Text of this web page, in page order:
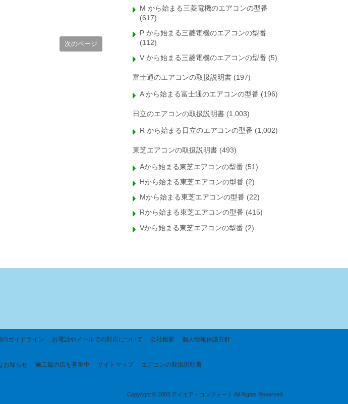
次のページ
M から始まる三菱電機のエアコンの型番
(617)
P から始まる三菱電機のエアコンの型番
(112)
V から始まる三菱電機のエアコンの型番 (5)
富士通のエアコンの取扱説明書 (197)
A から始まる富士通のエアコンの型番 (196)
日立のエアコンの取扱説明書 (1,003)
R から始まる日立のエアコンの型番 (1,002)
東芝エアコンの取扱説明書 (493)
Aから始まる東芝エアコンの型番 (51)
Hから始まる東芝エアコンの型番 (2)
Mから始まる東芝エアコンの型番 (22)
Rから始まる東芝エアコンの型番 (415)
Vから始まる東芝エアコンの型番 (2)
のガイドライン お電話やメールでの対応について 会社概要 個人情報保護方針
お知らせ 施工協力店を募集中 サイトマップ エアコンの取扱説明書
Copyright © 2003 アイエア・コンフォート All Rights Reserved.